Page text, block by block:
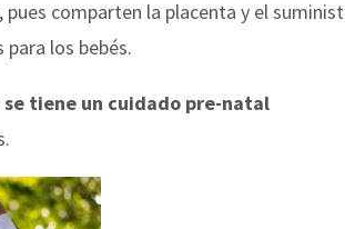
comparten la placenta y el
los bebés.
tiene un cuidado pre-natal